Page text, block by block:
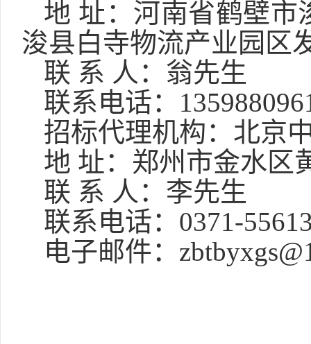
地 址： 河南省鹤壁市
浚县白寺物流产业园区
联 系 人： 翁先生
联系电话：
招标代理机构：北京
地 址：郑州市金水区
联 系 人： 李先生
联系电话： 0371-
电子邮件：